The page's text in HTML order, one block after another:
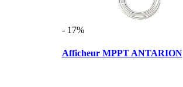
- 17%
Afficheur MPPT ANTARION